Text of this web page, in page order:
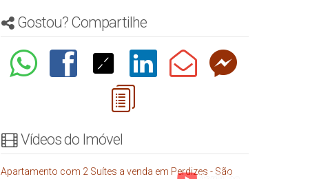
Gostou? Compartilhe
Vídeos do Imóvel
Apartamento com 2 Suítes a venda em Perdizes - São